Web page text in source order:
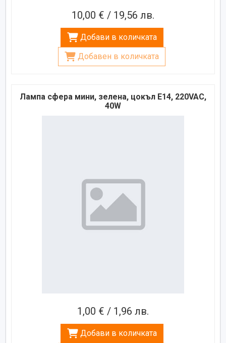
10,00 € / 19,56 лв.
Добави в количката
Добавен в количката
Лампа сфера мини, зелена, цокъл E14, 220VAC,
40W
1,00 € / 1,96 лв.
Добави в количката